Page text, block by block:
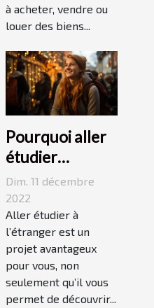
à acheter, vendre ou
louer des biens...
Pourquoi aller
étudier
l’étranger ?
Dim. 11 décembre
2022
Aller étudier à
l’étranger est un
projet avantageux
pour vous, non
seulement qu’il vous
permet de découvrir...